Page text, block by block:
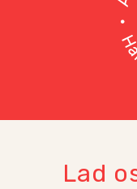
Lad